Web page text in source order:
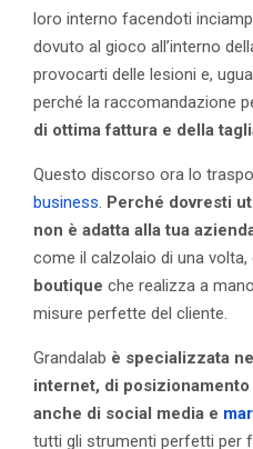
loro interno facendoti
dovuto al gioco all’interno
provocarti delle lesioni e,
perché la raccomandazione
di ottima fattura e della
Questo discorso ora lo
business. Perché dovresti
non è adatta alla tua
come il calzolaio di una volta,
boutique che realizza a
misure perfette del cliente.
Grandalab è specializzata
internet, di posizionamento
anche di social media e
tutti gli strumenti perfetti per